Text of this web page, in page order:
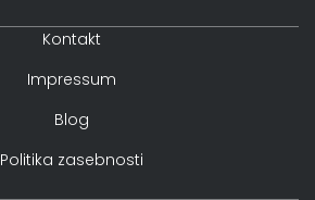
Kontakt
Impressum
Blog
Politika zasebnosti